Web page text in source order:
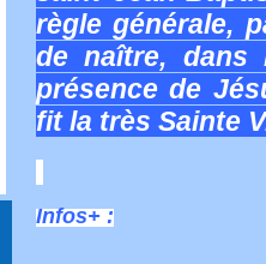
règle générale,
de naître,
présence de
fit la très Sainte
Infos+ :